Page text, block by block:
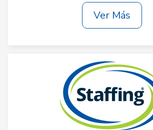
Ver Más